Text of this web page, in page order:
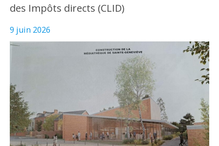
des Impôts directs (CLID)
9 juin 2026